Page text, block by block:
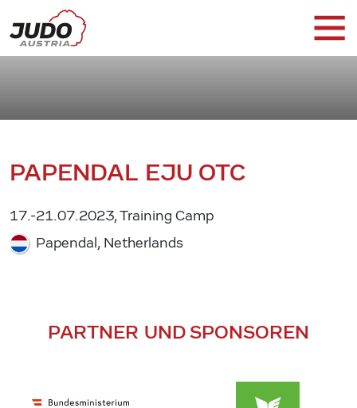
PAPENDAL EJU OTC
17.-21.07.2023, Training Camp
Papendal, Netherlands
PARTNER UND SPONSOREN